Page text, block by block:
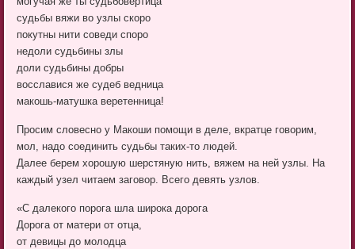
судьбы вяжи во узлы скоро
покутны нити соведи споро
недоли судьбины злы
доли судьбины добры
восславися же судеб ведница
макошь-матушка веретенница!
Просим словесно у Макоши помощи в деле, вкратце говорим,
мол, надо соединить судьбы таких-то людей.
Далее берем хорошую шерстяную нить, вяжем на ней узлы. На
каждый узел читаем заговор. Всего девять узлов.
«С далекого порога шла широка дорога
Дорога от матери от отца,
от девицы до молодца